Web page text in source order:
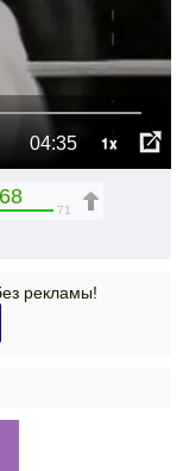
04:35 1x
71
рекламы!